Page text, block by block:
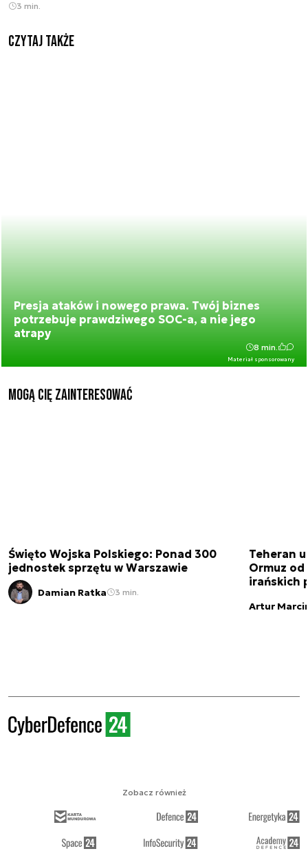
3 min.
Czytaj także
Presja ataków i nowego prawa. Twój biznes
potrzebuje prawdziwego SOC-a, a nie jego
atrapy
Materiał sponsorowany
8 min.
Mogą Cię zainteresować
Święto Wojska Polskiego: Ponad 300
jednostek sprzętu w Warszawie
Damian Ratka 3 min.
Teheran
Ormuz
irańskich
Artur
Zobacz również